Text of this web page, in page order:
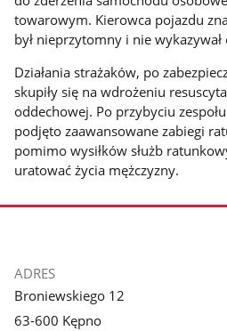
towarowym. Kierowca pojazdu
był nieprzytomny i nie wykazywał
Działania strażaków, po
skupiły się na wdrożeniu
oddechowej. Po przybyciu
podjęto zaawansowane zabiegi
pomimo wysiłków służb
uratować życia mężczyzny.
stopka
ADRES
Broniewskiego 12
63-600 Kępno